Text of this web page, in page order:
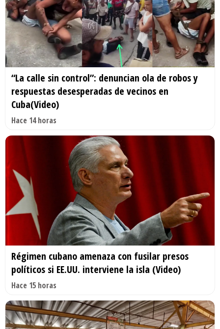
“La calle sin control”: denuncian ola de robos y
respuestas desesperadas de vecinos en
Cuba(Video)
Hace 14 horas
Régimen cubano amenaza con fusilar presos
políticos si EE.UU. interviene la isla (Video)
Hace 15 horas